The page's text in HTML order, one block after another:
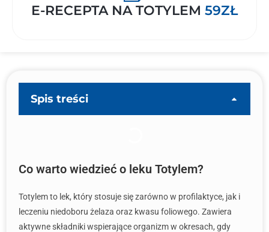
E-RECEPTA NA TOTYLEM 59ZŁ
Spis treści
Co warto wiedzieć o leku Totylem?
Totylem to lek, który stosuje się zarówno w profilaktyce, jak i
leczeniu niedoboru żelaza oraz kwasu foliowego. Zawiera
aktywne składniki wspierające organizm w okresach, gdy